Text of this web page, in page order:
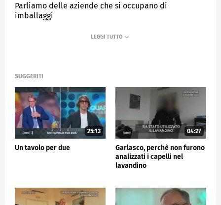
Parliamo delle aziende che si occupano di
imballaggi
QUARTA REPUBBLICA
SUGGERITI
25:13
Un tavolo per due
04:27
Garlasco, perchè non furono
analizzati i capelli nel
lavandino